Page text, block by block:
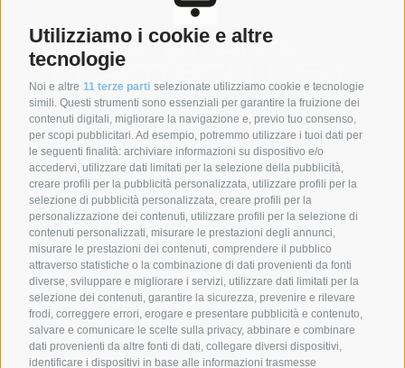
Utilizziamo i cookie e altre
tecnologie
Noi e altre 11 terze parti selezionate utilizziamo cookie e tecnologie
simili. Questi strumenti sono essenziali per garantire la fruizione dei
contenuti digitali, migliorare la navigazione e, previo tuo consenso,
per scopi pubblicitari. Ad esempio, potremmo utilizzare i tuoi dati per
le seguenti finalità: archiviare informazioni su dispositivo e/o
accedervi, utilizzare dati limitati per la selezione della pubblicità,
creare profili per la pubblicità personalizzata, utilizzare profili per la
selezione di pubblicità personalizzata, creare profili per la
personalizzazione dei contenuti, utilizzare profili per la selezione di
contenuti personalizzati, misurare le prestazioni degli annunci,
misurare le prestazioni dei contenuti, comprendere il pubblico
attraverso statistiche o la combinazione di dati provenienti da fonti
diverse, sviluppare e migliorare i servizi, utilizzare dati limitati per la
selezione dei contenuti, garantire la sicurezza, prevenire e rilevare
frodi, correggere errori, erogare e presentare pubblicità e contenuto,
salvare e comunicare le scelte sulla privacy, abbinare e combinare
dati provenienti da altre fonti di dati, collegare diversi dispositivi,
identificare i dispositivi in base alle informazioni trasmesse
SYNCRO GROUP PARTNERS: